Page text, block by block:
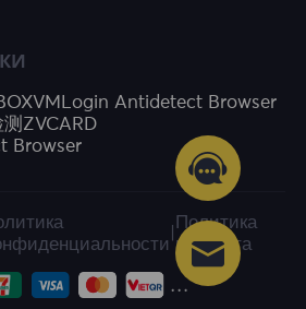
VMLogin Antidetect Browser
测 ZVCARD
Browser
Политика
возврата